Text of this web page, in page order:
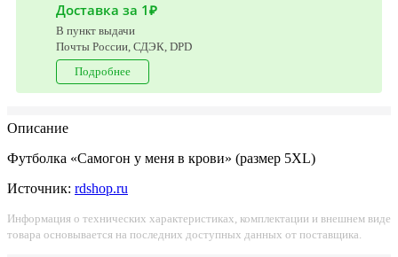
Доставка за 1₽
В пункт выдачи
Почты России, СДЭК, DPD
Подробнее
Описание
Футболка «Самогон у меня в крови» (размер 5XL)
Источник: rdshop.ru
Информация о технических характеристиках, комплектации и внешнем виде
товара основывается на последних доступных данных от поставщика.